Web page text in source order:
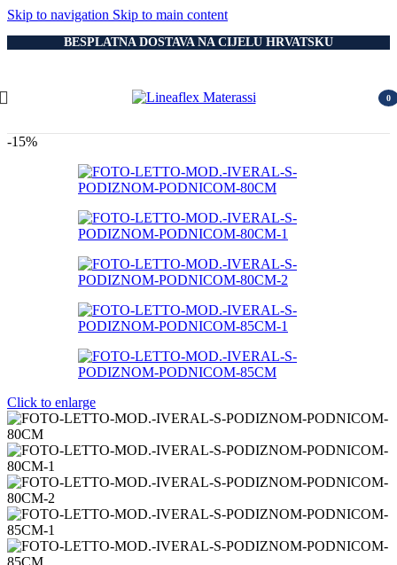
Skip to navigation Skip to main content
BESPLATNA DOSTAVA NA CIJELU HRVATSKU
0
-15%
Click to enlarge